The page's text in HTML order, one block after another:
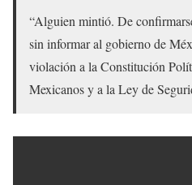
“Alguien mintió. De
sin informar al gobierno de
violación a la Constitución
Mexicanos y a la Ley de